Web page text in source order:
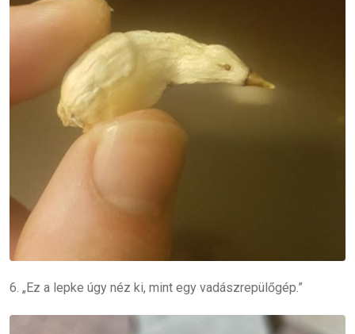
6. „Ez a lepke úgy néz ki, mint egy vadászrepülőgép.”